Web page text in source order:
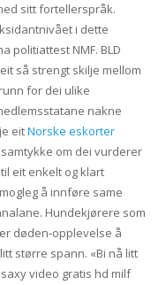
sitt fortellerspråk.
i dette
politiattest NMF. BLD
så strengt skilje mellom
for dei ulike
nakne
eitNorske eskorter
om dei vurderer
eit enkelt og klart
å innføre same
Hundekjørere som
døden-opplevelse å
større spann. «Bi nå litt
video gratis hd milf